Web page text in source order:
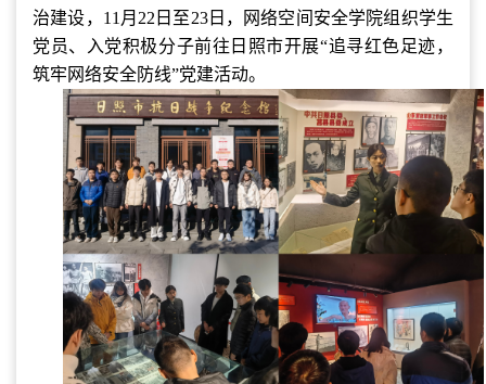
治建设，11月22日至23日，网络空间安全学院组织学生
党员、入党积极分子前往日照市开展“追寻红色足迹，
筑牢网络安全防线”党建活动。